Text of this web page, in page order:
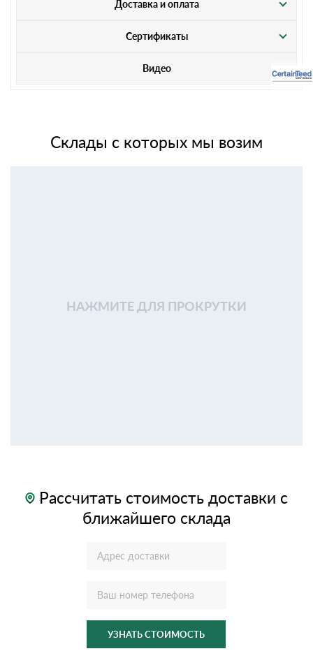
Доставка и оплата
Сертификаты
Видео
Склады с которых мы возим
НАЖМИТЕ ДЛЯ ПРОКРУТКИ
Рассчитать стоимость доставки с
ближайшего склада
УЗНАТЬ СТОИМОСТЬ